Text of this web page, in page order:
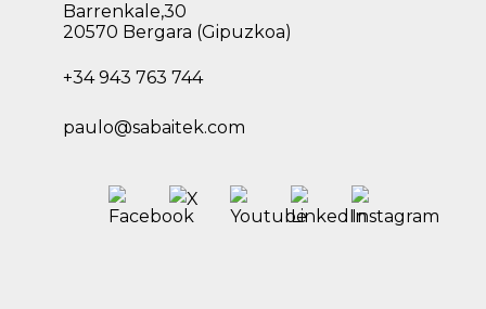
Barrenkale,30
20570 Bergara (Gipuzkoa)
+34 943 763 744
paulo@sabaitek.com